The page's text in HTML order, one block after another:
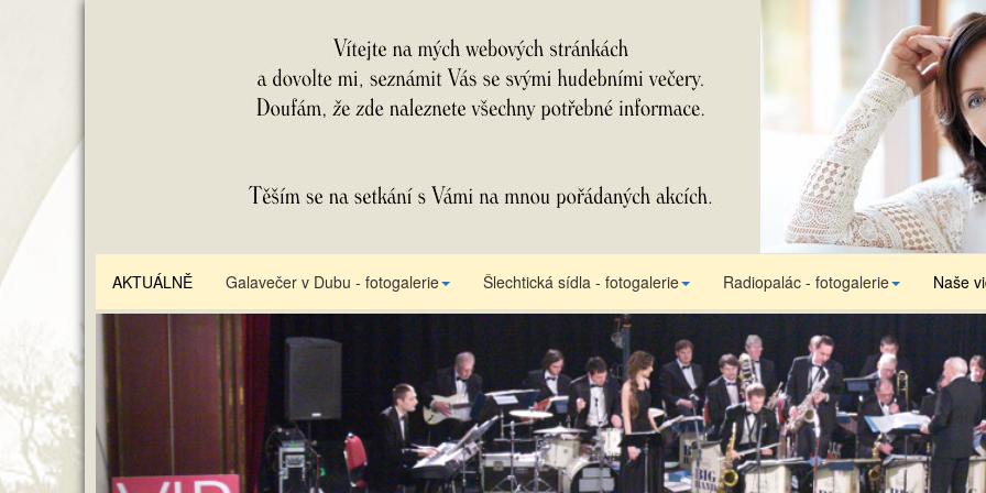
AKTUÁLNĚ Galavečer v Dubu - fotogalerie Šlechtická sídla - fotogalerie Radiopalác - fotogalerie Naše